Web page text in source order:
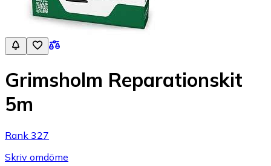
Grimsholm Reparationskit
5m
Rank 327
Skriv omdöme